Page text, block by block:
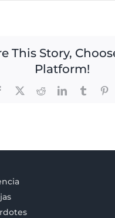
This Story,
Platform!
Facebook RedditLinkedInTumblr